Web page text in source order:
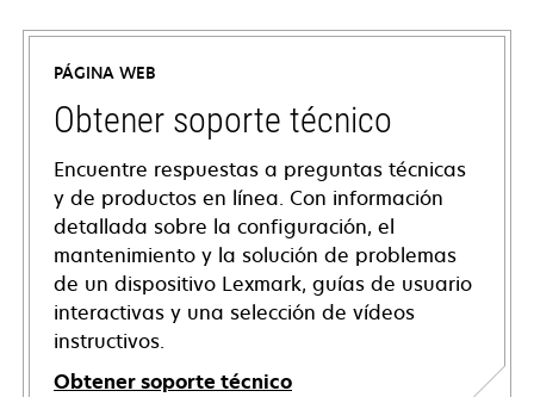
PÁGINA WEB
Obtener soporte técnico
Encuentre respuestas a preguntas técnicas
y de productos en línea. Con información
detallada sobre la configuración, el
mantenimiento y la solución de problemas
de un dispositivo Lexmark, guías de usuario
interactivas y una selección de vídeos
instructivos.
Obtener soporte técnico